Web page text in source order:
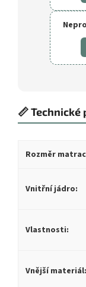
📏
Rozměr
Vnitřní jádro:
Vlastnosti:
Vnější materiál: